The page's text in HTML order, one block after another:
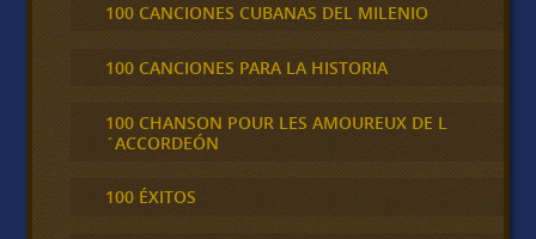
100 CANCIONES CUBANAS DEL MILENIO
100 CANCIONES PARA LA HISTORIA
100 CHANSON POUR LES AMOUREUX DE L
´ACCORDEÓN
100 ÉXITOS